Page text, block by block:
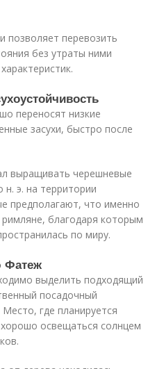
позволяет перевозить
без утраты ними
переносят низкие
засухи, быстро после
выращивать черешневые
н. э. на территории
предполагают, что именно
благодаря которым
по миру.
Фатеж
выделить подходящий
посадочный
где планируется
освещаться солнцем